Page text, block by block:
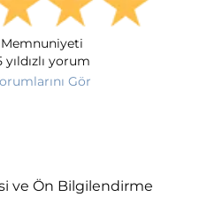
yorum
Gör
ve Ön Bilgilendirme